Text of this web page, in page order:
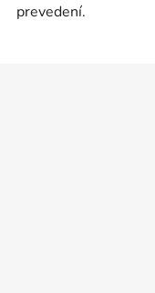
prevedení.